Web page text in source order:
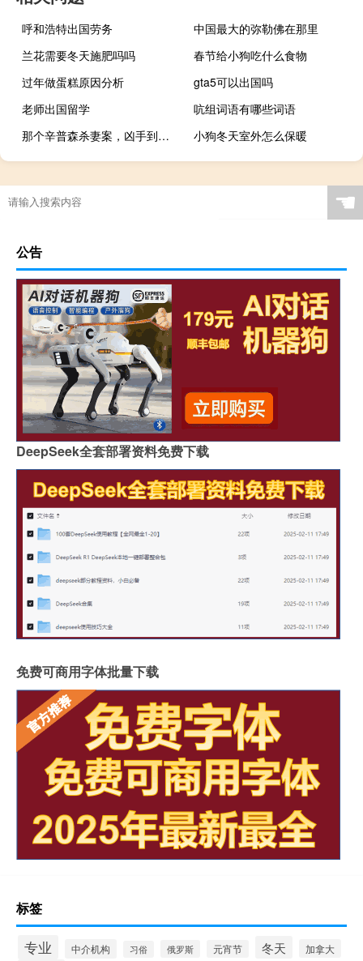
呼和浩特出国劳务
中国最大的弥勒佛在那里
兰花需要冬天施肥吗吗
春节给小狗吃什么食物
过年做蛋糕原因分析
gta5可以出国吗
老师出国留学
吭组词语有哪些词语
那个辛普森杀妻案，凶手到底是谁
小狗冬天室外怎么保暖
☚
公告
DeepSeek全套部署资料免费下载
免费可商用字体批量下载
标签
专业 中介机构 习俗 俄罗斯 元宵节 冬天 加拿大